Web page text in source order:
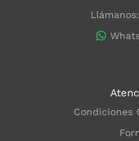
Condiciones